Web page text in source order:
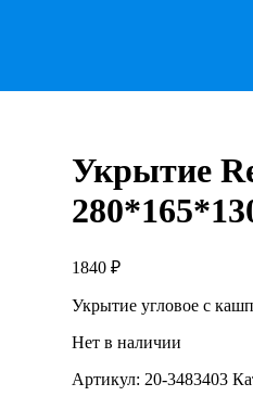
Укрытие
1840 ₽
Укрытие угловое с
Нет в наличии
Артикул: 20-3483403